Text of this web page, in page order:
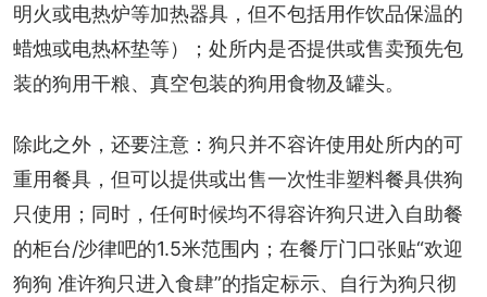
明火或电热炉等加热器具，但不包括用作饮品保温的
蜡烛或电热杯垫等）；处所内是否提供或售卖预先包
装的狗用干粮、真空包装的狗用食物及罐头。
除此之外，还要注意：狗只并不容许使用处所内的可
重用餐具，但可以提供或出售一次性非塑料餐具供狗
只使用；同时，任何时候均不得容许狗只进入自助餐
的柜台/沙律吧的1.5米范围内；在餐厅门口张贴“欢迎
狗狗 准许狗只进入食肆”的指定标示、自行为狗只彻